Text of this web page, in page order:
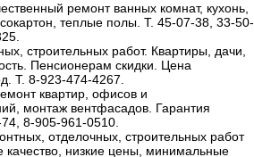
ремонт ванных комнат, кухонь,
теплые полы. Т. 45-07-38, 33-50-
строительных работ. Квартиры, дачи,
Пенсионерам скидки. Цена
Т. 8-923-474-4267.
квартир, офисов и
монтаж вентфасадов. Гарантия
8-905-961-0510.
отделочных, строительных работ
низкие цены, минимальные